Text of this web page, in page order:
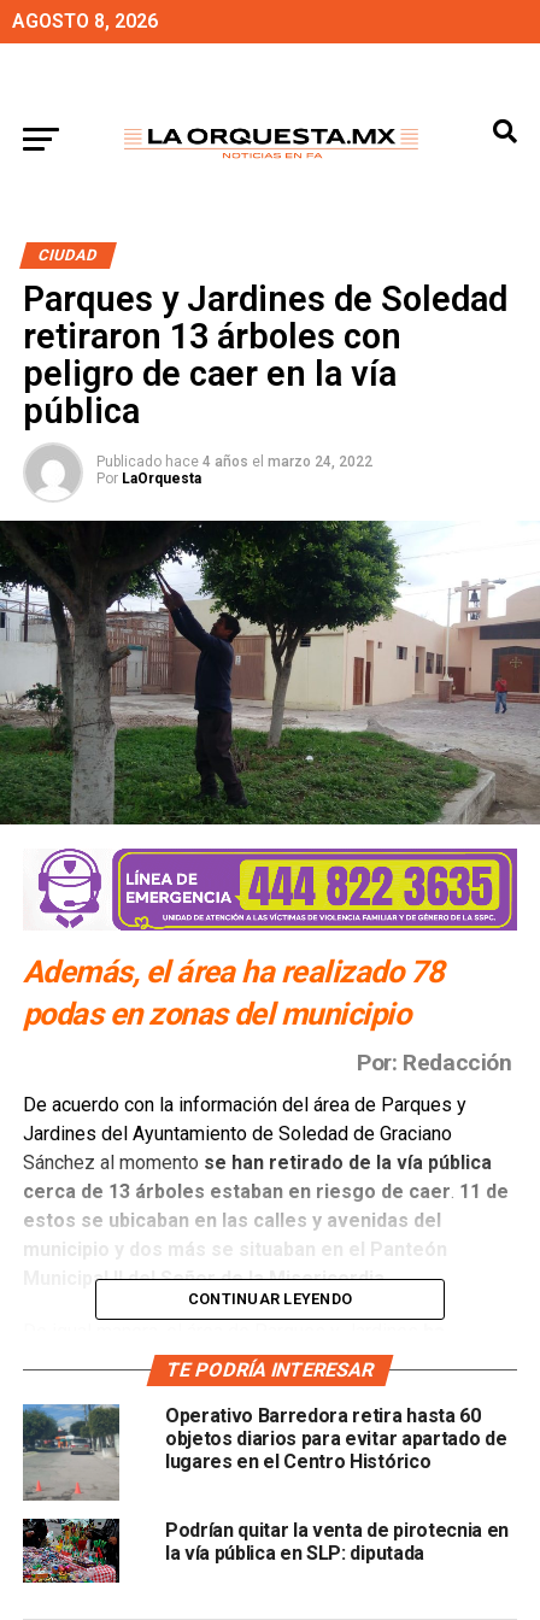
AGOSTO 8, 2026
CIUDAD
Parques y Jardines de Soledad
retiraron 13 árboles con
peligro de caer en la vía
pública
Publicado hace 4 años el marzo 24, 2022
Por LaOrquesta
Además, el área ha realizado 78
podas en zonas del municipio
Por: Redacción
De acuerdo con la información del área de Parques y
Jardines del Ayuntamiento de Soledad de Graciano
Sánchez al momento se han retirado de la vía pública
cerca de 13 árboles estaban en riesgo de caer. 11 de
estos se ubicaban en las calles y avenidas del
municipio y dos más se situaban en el Panteón
Municipal II del Señor de la Misericordia.
realizado 78 podas en diferentes zonas de la
localidad, de estas, 9 se han ejecutado en planteles
escolares, 3 en Plazas públicas y 66 en vialidades.
CONTINUAR LEYENDO
TE PODRÍA INTERESAR
Operativo Barredora retira hasta 60
objetos diarios para evitar apartado de
lugares en el Centro Histórico
Podrían quitar la venta de pirotecnia en
la vía pública en SLP: diputada